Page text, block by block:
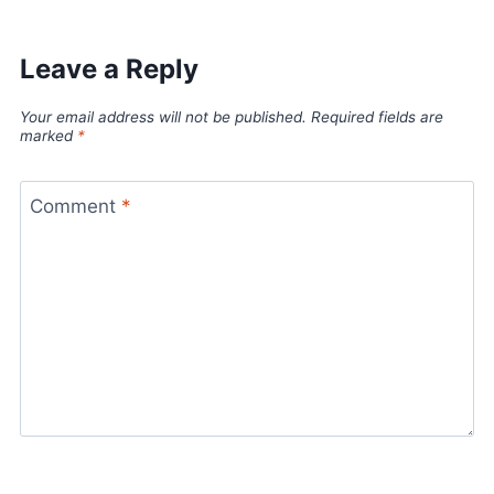
Leave a Reply
Your email address will not be published. Required fields are
marked *
Comment *